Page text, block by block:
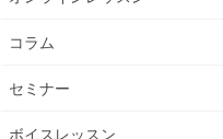
コラム
セミナー
ボイスレッスン